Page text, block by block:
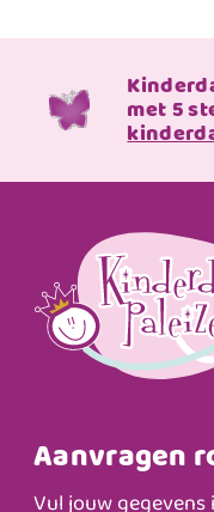
met 5
Aanvragen